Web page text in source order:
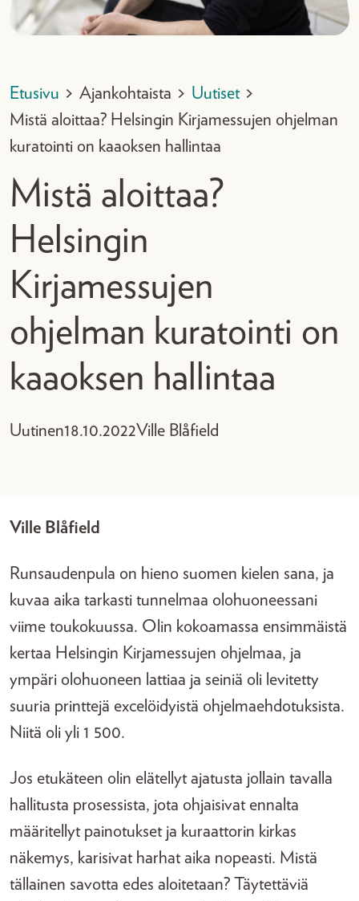
Etusivu > Ajankohtaista > Uutiset >
Mistä aloittaa? Helsingin Kirjamessujen ohjelman
kuratointi on kaaoksen hallintaa
Mistä aloittaa?
Helsingin
Kirjamessujen
ohjelman kuratointi on
kaaoksen hallintaa
Uutinen18.10.2022Ville Blåfield
Ville Blåfield
Runsaudenpula on hieno suomen kielen sana, ja
kuvaa aika tarkasti tunnelmaa olohuoneessani
viime toukokuussa. Olin kokoamassa ensimmäistä
kertaa Helsingin Kirjamessujen ohjelmaa, ja
ympäri olohuoneen lattiaa ja seiniä oli levitetty
suuria printtejä excelöidyistä ohjelmaehdotuksista.
Niitä oli yli 1 500.
Jos etukäteen olin elätellyt ajatusta jollain tavalla
hallitusta prosessista, jota ohjaisivat ennalta
määritellyt painotukset ja kuraattorin kirkas
näkemys, karisivat harhat aika nopeasti. Mistä
tällainen savotta edes aloitetaan? Täytettäviä